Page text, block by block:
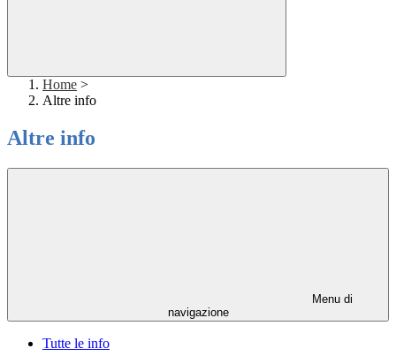
Home >
Altre info
Altre info
Menu di
navigazione
Tutte le info